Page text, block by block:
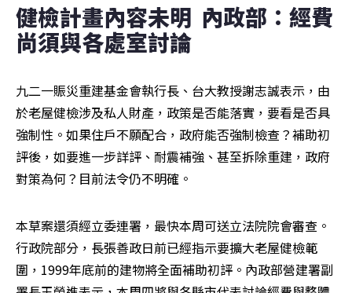
健檢計畫內容未明  內政部：經費
尚須與各處室討論
九二一賑災重建基金會執行長、台大教授謝志誠表示，由
於老屋健檢涉及私人財產，政策是否能落實，要看是否具
強制性。如果住戶不願配合，政府能否強制檢查？補助初
評後，如要進一步詳評、耐震補強、甚至拆除重建，政府
對策為何？目前法令仍不明確。
本草案還須經立委連署，最快本周可送立法院院會審查。
行政院部分，長張善政日前已經指示要擴大老屋健檢範
圍，1999年底前的建物將全面補助初評。內政部營建署副